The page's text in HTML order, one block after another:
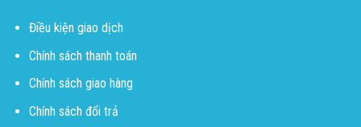
Điều kiện giao dịch
Chính sách thanh toán
Chính sách giao hàng
Chính sách đổi trả